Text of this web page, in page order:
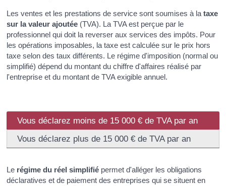
Les ventes et les prestations de service sont soumises à lataxe
sur la valeur ajoutée (TVA). La TVA est perçue par le
professionnel qui doit la reverser aux services des impôts. Pour
les opérations imposables, la taxe est calculée sur le prix hors
taxe selon des taux différents. Le régime d'imposition (normal ou
simplifié) dépend du montant du chiffre d'affaires réalisé par
l'entreprise et du montant de TVA exigible annuel.
Vous déclarez moins de 15 000 € de TVA par an
Vous déclarez plus de 15 000 € de TVA par an
Le régime du réel simplifié permet d'alléger les obligations
déclaratives et de paiement des entreprises qui se situent en